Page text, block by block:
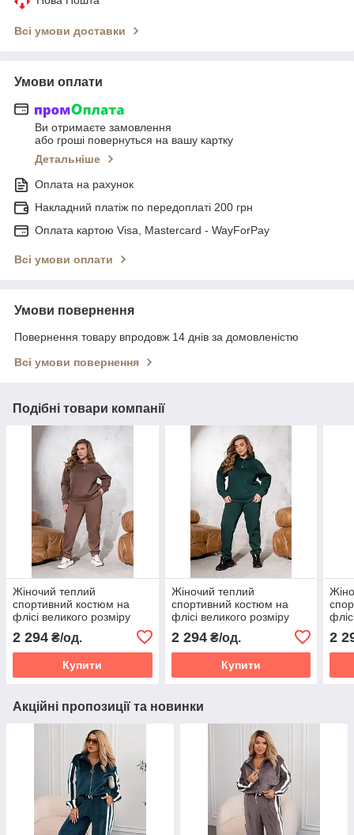
Всі умови доставки
Умови оплати
Ви отримаєте замовлення
або гроші повернуться на вашу картку
Детальніше
Оплата на рахунок
Накладний платіж по передоплаті 200 грн
Оплата картою Visa, Mastercard - WayForPay
Всі умови оплати
Умови повернення
Повернення товару впродовж 14 днів за домовленістю
Всі умови повернення
Подібні товари компанії
Жіночий теплий
спортивний костюм на
флісі великого розміру
Розміри: 46-48, 50-52, 54-
56, 58-60, 62-64, 66-68
2 294 ₴/од.
Купити
Жіночий теплий
спортивний костюм на
флісі великого розміру
Розміри: 46-48, 50-52, 54-
56, 58-60, 62-64, 66-68
2 294₴/од.
Купити
56,
2
Акційні пропозиції та новинки